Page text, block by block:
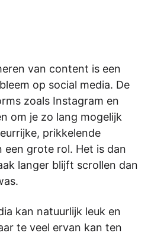
van content is een
op social media. De
zoals Instagram en
om je zo lang mogelijk
prikkelende
grote rol. Het is dan
langer blijft scrollen dan
kan natuurlijk leuk en
te veel ervan kan ten